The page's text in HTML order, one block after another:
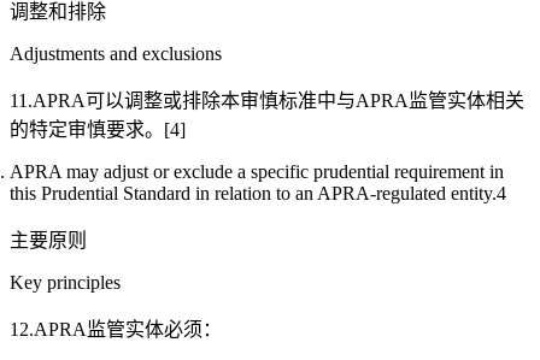
调整和排除
Adjustments and exclusions
11.APRA可以调整或排除本审慎标准中与APRA监管实体相关
的特定审慎要求。[4]
APRA may adjust or exclude a specific prudential requirement in
this Prudential Standard in relation to an APRA-regulated entity.4
主要原则
Key principles
12.APRA监管实体必须：